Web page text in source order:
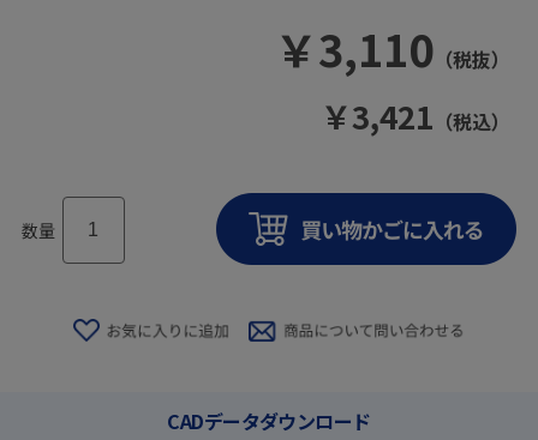
￥3,110 （税抜）
￥3,421 （税込）
数量
CADデータダウンロード